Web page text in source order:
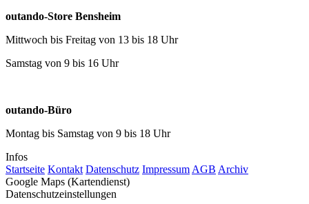
outando-Store Bensheim
Mittwoch bis Freitag von 13 bis 18 Uhr
Samstag von 9 bis 16 Uhr
outando-Büro
Montag bis Samstag von 9 bis 18 Uhr
Infos
Startseite Kontakt Datenschutz Impressum AGB Archiv
Google Maps (Kartendienst)
Datenschutzeinstellungen